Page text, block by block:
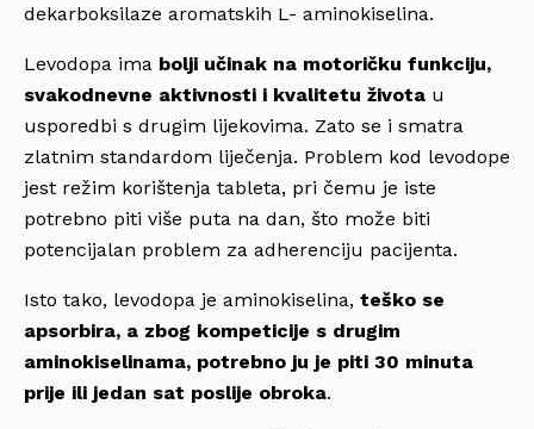
dekarboksilaze aromatskih L- aminokiselina.
Levodopa ima bolji učinak na motoričku funkciju,
svakodnevne aktivnosti i kvalitetu života u
usporedbi s drugim lijekovima. Zato se i smatra
zlatnim standardom liječenja. Problem kod levodope
jest režim korištenja tableta, pri čemu je iste
potrebno piti više puta na dan, što može biti
potencijalan problem za adherenciju pacijenta.
Isto tako, levodopa je aminokiselina, teško se
apsorbira, a zbog kompeticije s drugim
aminokiselinama, potrebno ju je piti 30 minuta
prije ili jedan sat poslije obroka.